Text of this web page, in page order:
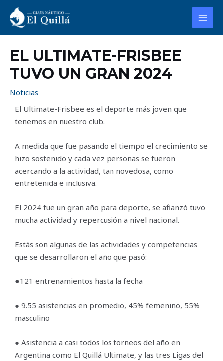
contenido
EL ULTIMATE-FRISBEE
TUVO UN GRAN 2024
Noticias
El Ultimate-Frisbee es el deporte más joven que
tenemos en nuestro club.
A medida que fue pasando el tiempo el crecimiento se
hizo sostenido y cada vez personas se fueron
acercando a la actividad, tan novedosa, como
entretenida e inclusiva.
El 2024 fue un gran año para deporte, se afianzó tuvo
mucha actividad y repercusión a nivel nacional.
Estás son algunas de las actividades y competencias
que se desarrollaron el año que pasó:
●121 entrenamientos hasta la fecha
● 9.55 asistencias en promedio, 45% femenino, 55%
masculino
● Asistencia a casi todos los torneos del año en
Argentina como El Quillá Ultimate, y las tres Ligas del